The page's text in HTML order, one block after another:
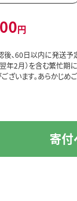
円
後、60日以内に発送
年2月）を含む繁忙期
ざいます。あらかじめ
寄付